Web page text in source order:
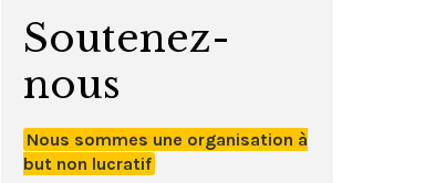
Soutenez-
nous
Nous sommes une organisation à
but non lucratif